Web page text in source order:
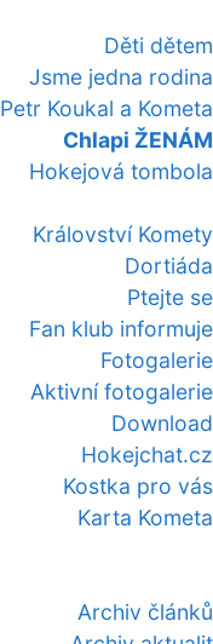
Děti dětem
Jsme jedna rodina
Petr Koukal a Kometa
Chlapi ŽENÁM
Hokejová tombola
Království Komety
Dortiáda
Ptejte se
Fan klub informuje
Fotogalerie
Aktivní fotogalerie
Download
Hokejchat.cz
Kostka pro vás
Karta Kometa
Archiv článků